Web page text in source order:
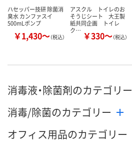
ハセッパー技研 除菌消
臭水 カンファスイ
500mLポンプ
￥1,430～（税込）
アスクル トイレのお
そうじシート 大王製
紙共同企画 トイレ
ク… ￥330～（税込）
消毒液・除菌剤のカテゴリー
消毒/除菌のカテゴリー
オフィス用品のカテゴリー